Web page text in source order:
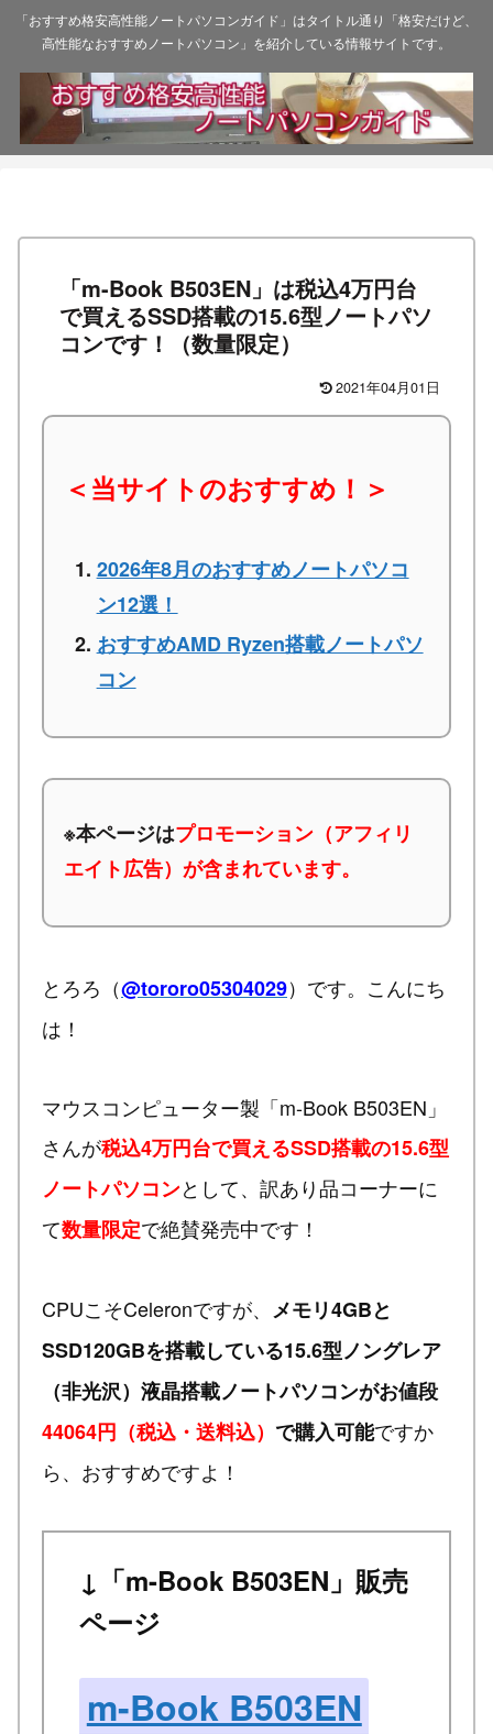
「おすすめ格安高性能ノートパソコンガイド」はタイトル通り「格安だけど、
高性能なおすすめノートパソコン」を紹介している情報サイトです。
「m-Book B503EN」は税込4万円台
で買えるSSD搭載の15.6型ノートパソ
コンです！（数量限定）
2021年04月01日
＜当サイトのおすすめ！＞
2026年8月のおすすめノートパソコ
ン12選！
おすすめAMD Ryzen搭載ノートパソ
コン
※本ページはプロモーション（アフィリ
エイト広告）が含まれています。
とろろ（@tororo05304029）です。こんにち
は！
マウスコンピューター製「m-Book B503EN」
さんが税込4万円台で買えるSSD搭載の15.6型
ノートパソコンとして、訳あり品コーナーに
て数量限定で絶賛発売中です！
CPUこそCeleronですが、 メモリ4GBと
SSD120GBを搭載している15.6型ノングレア
（非光沢）液晶搭載ノートパソコンがお値段
44064円（税込・送料込） で購入可能ですか
ら、おすすめですよ！
↓「m-Book B503EN」販売
ページ
m-Book B503EN